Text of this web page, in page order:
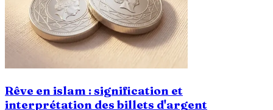
Rêve en islam : signification et
interprétation des billets d'argent